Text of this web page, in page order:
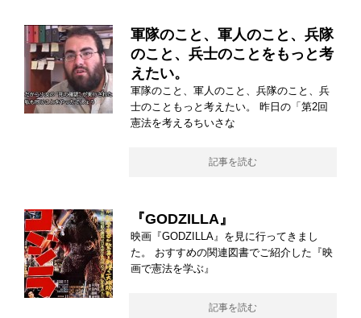
軍隊のこと、軍人のこと、兵隊
のこと、兵士のことをもっと考
えたい。
軍隊のこと、軍人のこと、兵隊のこと、兵
士のこともっと考えたい。 昨日の「第2回
憲法を考えるちいさな
記事を読む
『GODZILLA』
映画『GODZILLA』を見に行ってきまし
た。 おすすめの関連図書でご紹介した『映
画で憲法を学ぶ』
記事を読む